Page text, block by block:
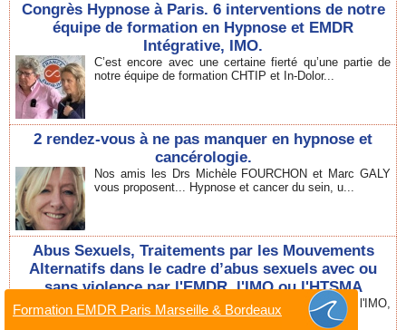
Congrès Hypnose à Paris. 6 interventions de notre
équipe de formation en Hypnose et EMDR
Intégrative, IMO.
C’est encore avec une certaine fierté qu’une partie de
notre équipe de formation CHTIP et In-Dolor...
2 rendez-vous à ne pas manquer en hypnose et
cancérologie.
Nos amis les Drs Michèle FOURCHON et Marc GALY
vous proposent... Hypnose et cancer du sein, u...
Abus Sexuels, Traitements par les Mouvements
Alternatifs dans le cadre d’abus sexuels avec ou
sans violence par l'EMDR, l'IMO ou l'HTSMA
La place de l'EMDR, de l'Hypnose Ericksonienne, l'IMO,
dans les séquelles d'abus sexuels, de viol...
Formation EMDR Paris Marseille & Bordeaux